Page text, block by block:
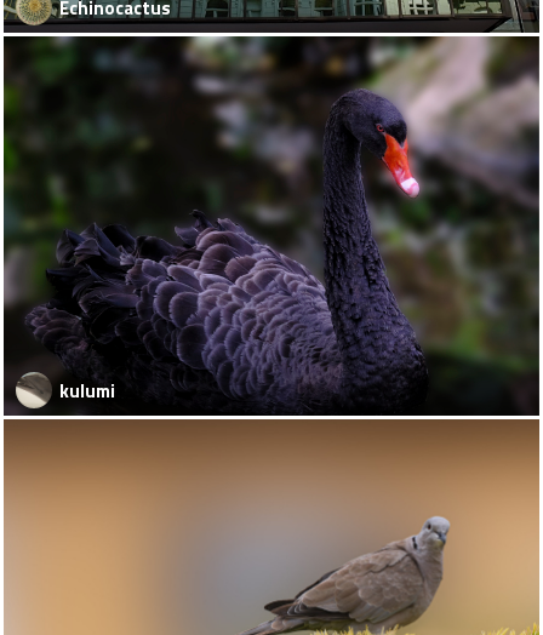
Echinocactus
kulumi